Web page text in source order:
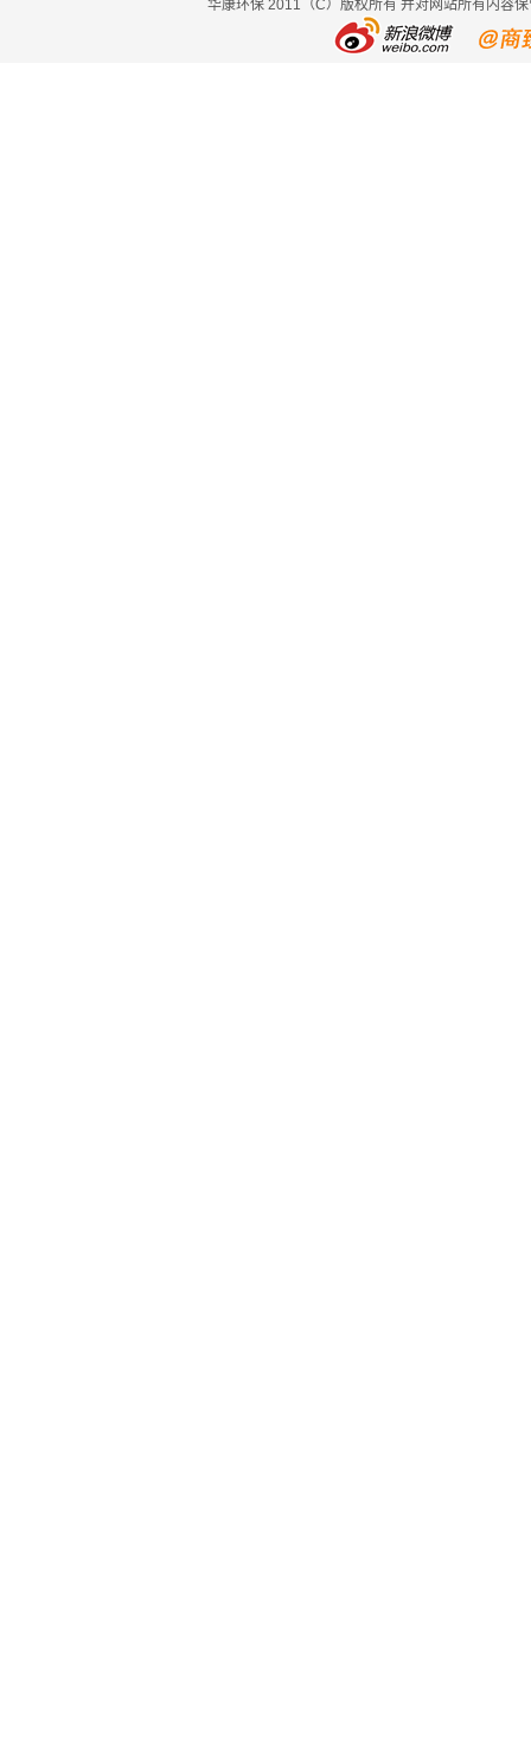
华康环保 2011（C）版权所有 并对网站所有内容